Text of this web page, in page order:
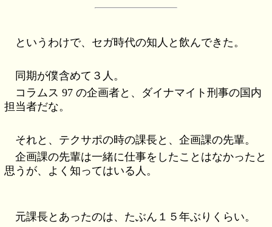
というわけで、セガ時代の知人と飲んできた。
同期が僕含めて３人。
コラムス 97 の企画者と、ダイナマイト刑事の国内
担当者だな。
それと、テクサポの時の課長と、企画課の先輩。
企画課の先輩は一緒に仕事をしたことはなかったと
思うが、よく知ってはいる人。
元課長とあったのは、たぶん１５年ぶりくらい。